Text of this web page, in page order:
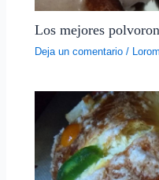
Los mejores
Deja un comentario /